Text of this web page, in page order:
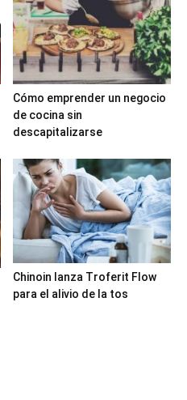
Cómo emprender un negocio
de cocina sin
descapitalizarse
Chinoin lanza Troferit Flow
para el alivio de la tos